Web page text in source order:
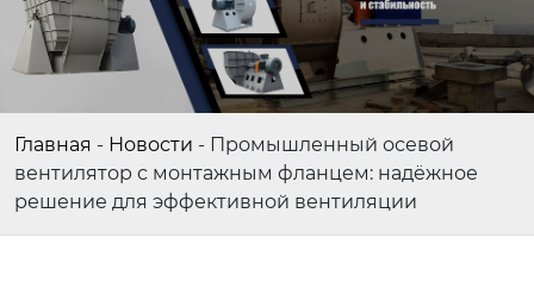
Главная - Новости - Промышленный осевой
вентилятор с монтажным фланцем: надёжное
решение для эффективной вентиляции